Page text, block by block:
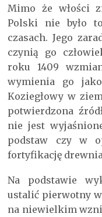
Mimo że włości
Polski nie było
czasach. Jego
czynią go
roku 1409
wymienia go
Koziegłowy w
potwierdzona
nie jest
podstaw czy w
fortyfikację
Na podstawie
ustalić pierwotny
na niewielkim